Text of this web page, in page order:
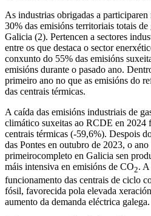
As industrias obrigadas a
30% das emisións territoriais totais
Galicia (2). Pertencen a sectores
entre os que destaca o sector
conxunto do 55% das emisións
emisións durante o pasado ano.
primeiro ano no que as emisións do
das centrais térmicas.
A caída das emisións industriais de
climático suxeitas ao RCDE en 2024
centrais térmicas (-59,6%). Despois
das Pontes en outubro de 2023, o
primeirocompleto en Galicia sen
máis intensiva en emisións de CO2.
funcionamento das centrais de ciclo
fósil, favorecida pola elevada
aumento da demanda eléctrica galega.